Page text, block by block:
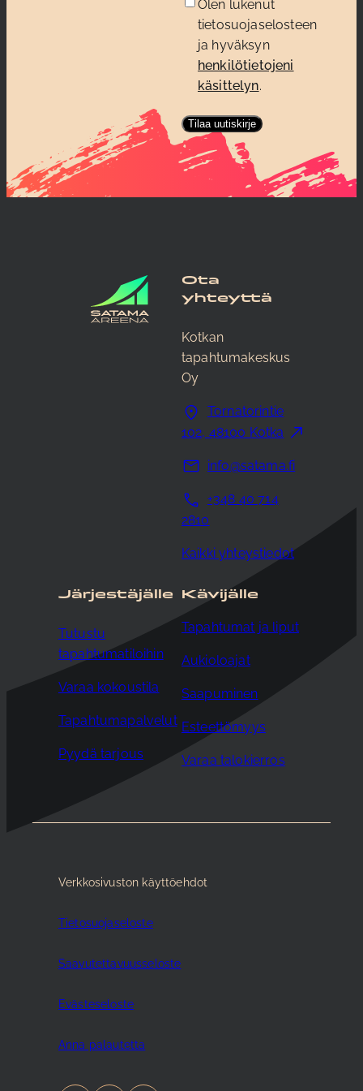
Olen lukenut
tietosuojaselosteen
ja hyväksyn
henkilötietojeni
käsittelyn.
Ota
yhteyttä
Kotkan
tapahtumakeskus
Oy
Tornatorintie
102, 48100 Kotka
info@satama.fi
+348 40 714
2810
Kaikki yhteystiedot
Järjestäjälle
Tutustu
tapahtumatiloihin
Varaa kokoustila
Tapahtumapalvelut
Pyydä tarjous
Kävijälle
Tapahtumat ja liput
Aukioloajat
Saapuminen
Esteettömyys
Varaa talokierros
Verkkosivuston käyttöehdot
Tietosuojaseloste
Saavutettavuusseloste
Evästeseloste
Anna palautetta